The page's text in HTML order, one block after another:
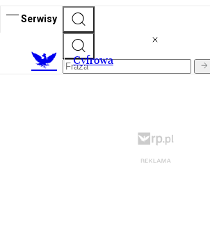
Serwisy
Cyfrowa